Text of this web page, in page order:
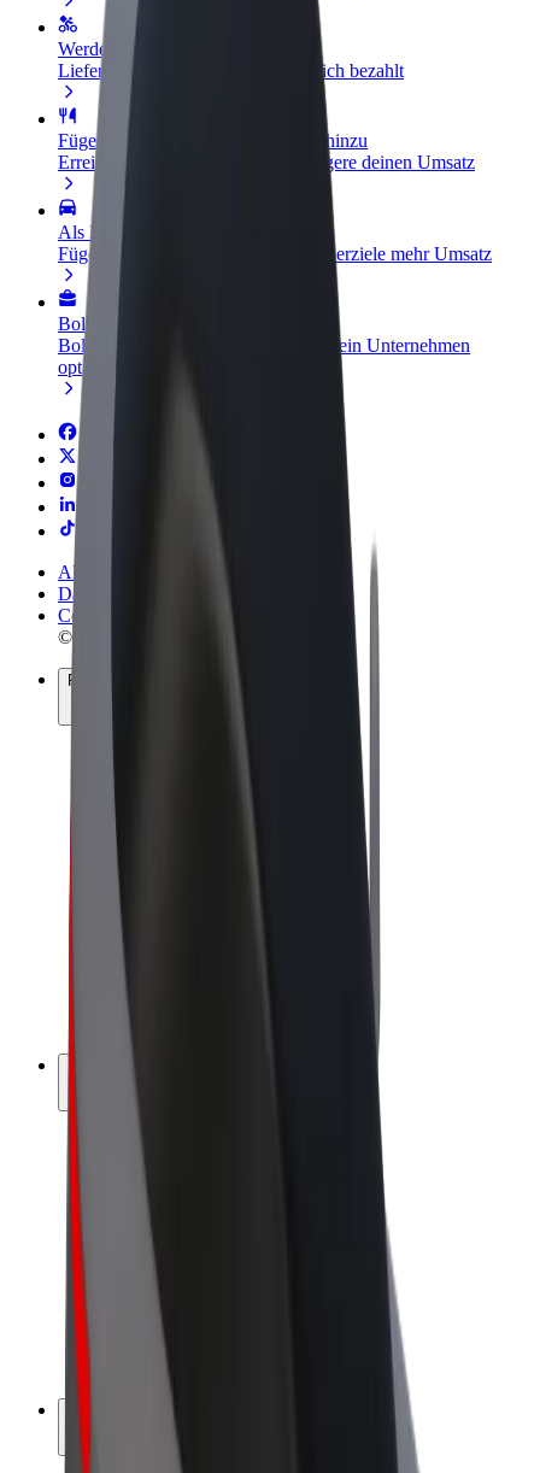
Werde Kurier
Liefere Essen und werde wöchentlich bezahlt
Füge ein Restaurant oder Geschäft hinzu
Erreiche mehr Kund:innen und steigere deinen Umsatz
Als Flottenbesitzer:in anmelden
Füge deine Flotte zu Bolt hinzu und erziele mehr Umsatz
Bolt for Business
Bolt Produkte und Bolt Dienste für dein Unternehmen
optimiert
Allgemeine Geschäftsbedingungen
Datenschutz
Cookies
© 2026 Bolt Technology OÜ
Produkte
Bolt Food
Bolt Drive
Bolt for Business
E-Bikes
Umsatz brutto für Fahrer:innen
Umsatz brutto für Kuriere
Bolt Food Händler:innen
Franchise